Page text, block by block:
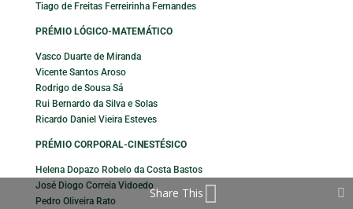
Tiago de Freitas Ferreirinha Fernandes
PRÉMIO LÓGICO-MATEMÁTICO
Vasco Duarte de Miranda
Vicente Santos Aroso
Rodrigo de Sousa Sá
Rui Bernardo da Silva e Solas
Ricardo Daniel Vieira Esteves
PRÉMIO CORPORAL-CINESTÉSICO
Helena Dopazo Robelo da Costa Bastos
José Diogo Correia Vidoedo
Pedro Oliveira Rato
Share This